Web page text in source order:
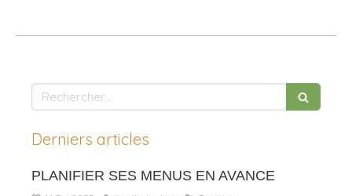
Rechercher
Derniers articles
PLANIFIER SES MENUS EN AVANCE